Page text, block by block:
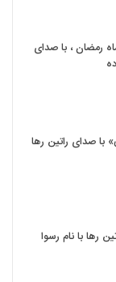
رمضان ، با صدای
با صدای راتین رها
رها با نام رسوا